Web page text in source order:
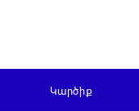
Կարծիք